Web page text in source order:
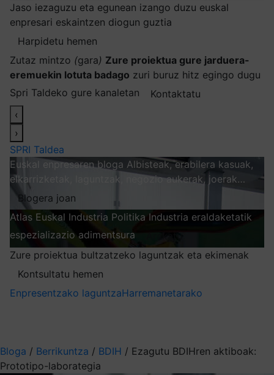
Jaso iezaguzu eta egunean izango duzu euskal
enpresari eskaintzen diogun guztia
Harpidetu hemen
Zutaz mintzo (gara) Zure proiektua gure jarduera-
eremuekin lotuta badago zuri buruz hitz egingo dugu
Spri Taldeko gure kanaletan
Kontaktatu
‹
›
SPRI Taldea
Euskal enpresaren bloga Albisteak, erabilera kasuak,
elkarrizketak, laguntzak, negozio aukerak, joerak…
Blogera joan
Atlas Euskal Industria Politika Industria eraldaketatik
espezializazio adimentsura
Zure proiektua bultzatzeko laguntzak eta ekimenak
Kontsultatu hemen
Enpresentzako laguntzaHarremanetarako
Bloga / Berrikuntza / BDIH / Ezagutu BDIHren aktiboak:
Prototipo-laborategia